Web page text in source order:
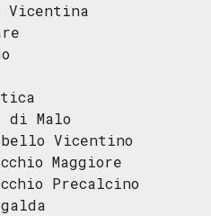
Vicentina
di Malo
Vicentino
Maggiore
Precalcino